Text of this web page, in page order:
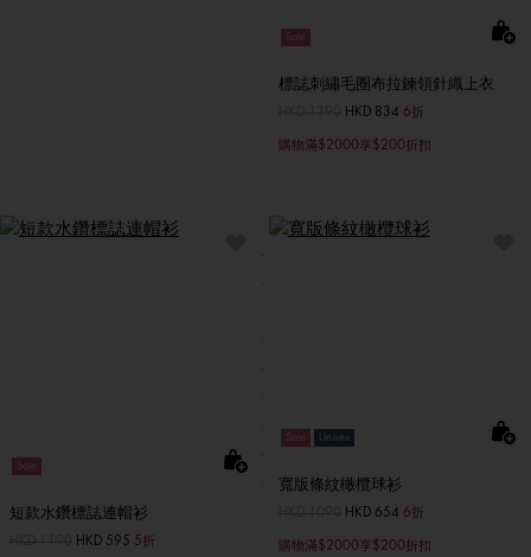
Sale
標誌刺繡毛圈布拉鍊領針織上衣
至HKD 834 6折
購物滿$2000享$200折扣
Sale
短款水鑽標誌連帽衫
至HKD 595 5折
Sale Unisex
寬版條紋橄欖球衫
至HKD 654 6折
購物滿$2000享$200折扣